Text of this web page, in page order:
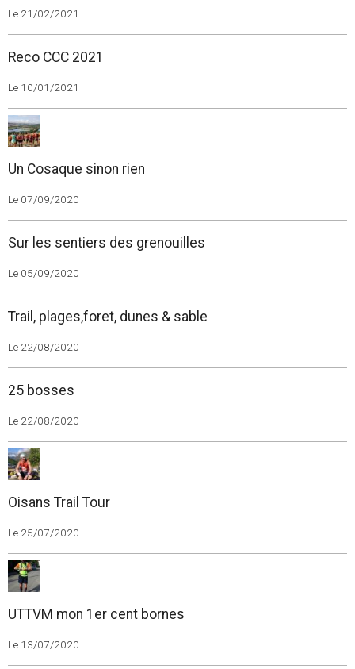
Le 21/02/2021
Reco CCC 2021
Le 10/01/2021
Un Cosaque sinon rien
Le 07/09/2020
Sur les sentiers des grenouilles
Le 05/09/2020
Trail, plages,foret, dunes & sable
Le 22/08/2020
25 bosses
Le 22/08/2020
Oisans Trail Tour
Le 25/07/2020
UTTVM mon 1er cent bornes
Le 13/07/2020